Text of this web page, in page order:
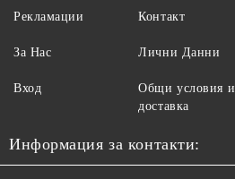
Рекламации
За Нас
Вход
Контакт
Лични Данни
Общи условия и
доставка
Информация за контакти: